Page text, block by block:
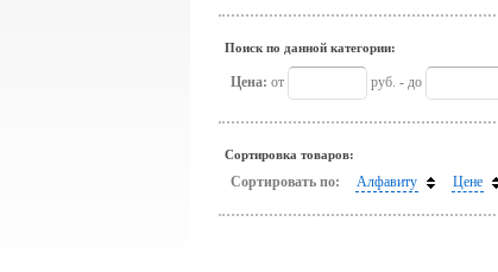
Поиск по данной категории:
Цена: от руб. - до
Сортировка товаров:
Сортировать по: Алфавиту Цене